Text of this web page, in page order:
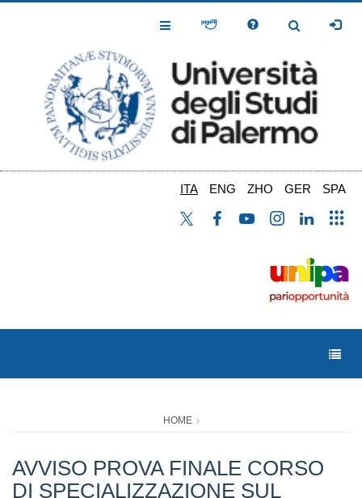
Toggle
Toggle
ITA ENG ZHO GER SPA
HOME
AVVISO PROVA FINALE CORSO
DI SPECIALIZZAZIONE SUL